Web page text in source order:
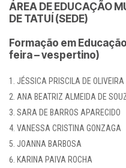
ÁREA DE EDUCAÇÃO
DE TATUÍ (SEDE)
Formação em
feira – vespertino)
JÉSSICA PRISCILA DE OLIVEIRA
ANA BEATRIZ ALMEIDA DE
SARA DE BARROS APARECIDO
VANESSA CRISTINA GONZAGA
JOANNA BARBOSA
KARINA PAIVA ROCHA